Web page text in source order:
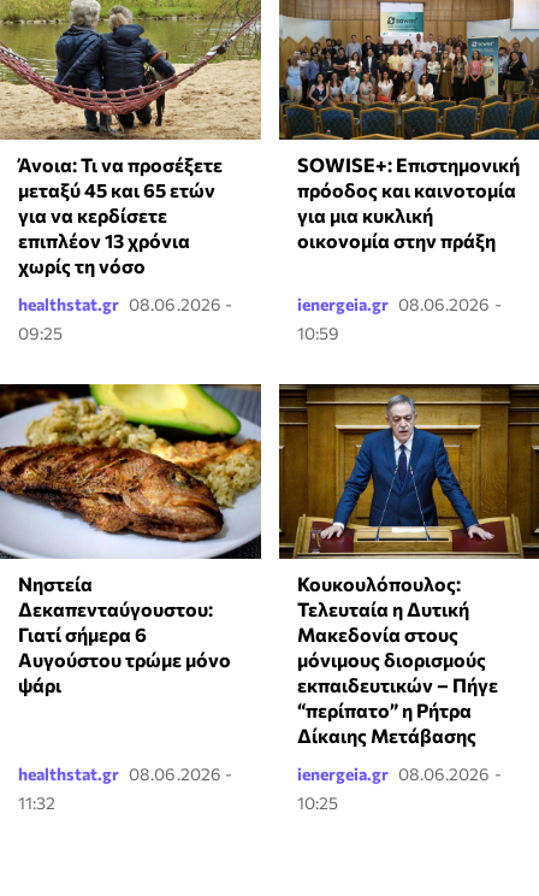
Άνοια: Τι να προσέξετε
μεταξύ 45 και 65 ετών
για να κερδίσετε
επιπλέον 13 χρόνια
χωρίς τη νόσο
healthstat.gr 08.06.2026 -
09:25
SOWISE+: Επιστημονική
πρόοδος και καινοτομία
για μια κυκλική
οικονομία στην πράξη
ienergeia.gr 08.06.2026 -
10:59
Νηστεία
Δεκαπενταύγουστου:
Γιατί σήμερα 6
Αυγούστου τρώμε μόνο
ψάρι
healthstat.gr 08.06.2026 -
11:32
Κουκουλόπουλος:
Τελευταία η Δυτική
Μακεδονία στους
μόνιμους διορισμούς
εκπαιδευτικών – Πήγε
“περίπατο” η Ρήτρα
Δίκαιης Μετάβασης
ienergeia.gr 08.06.2026 -
10:25